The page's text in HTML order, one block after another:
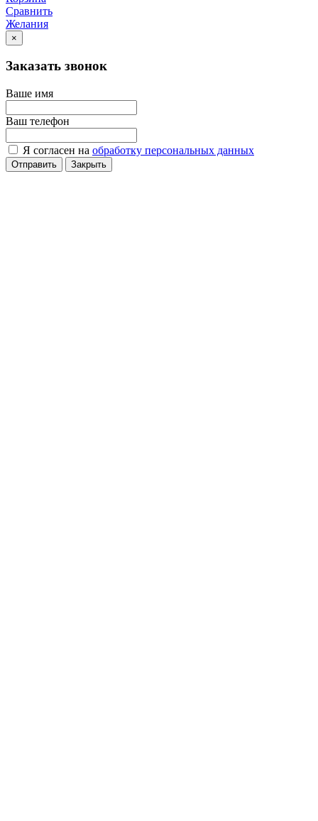
Сравнить
Желания
×
Заказать звонок
Ваше имя
Ваш телефон
Я согласен на обработку персональных данных
Отправить Закрыть